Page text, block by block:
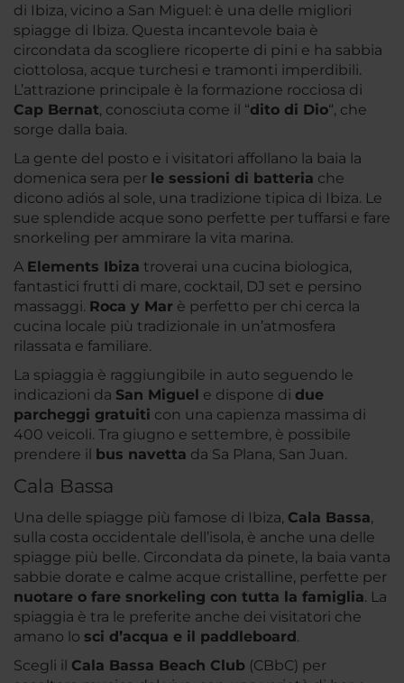
di Ibiza, vicino a San Miguel: è una delle migliori
spiagge di Ibiza. Questa incantevole baia è
circondata da scogliere ricoperte di pini e ha sabbia
ciottolosa, acque turchesi e tramonti imperdibili.
L’attrazione principale è la formazione rocciosa di
Cap Bernat, conosciuta come il “dito di Dio“, che
sorge dalla baia.
La gente del posto e i visitatori affollano la baia la
domenica sera per le sessioni di batteria che
dicono adiós al sole, una tradizione tipica di Ibiza. Le
sue splendide acque sono perfette per tuffarsi e fare
snorkeling per ammirare la vita marina.
A Elements Ibiza troverai una cucina biologica,
fantastici frutti di mare, cocktail, DJ set e persino
massaggi. Roca y Mar è perfetto per chi cerca la
cucina locale più tradizionale in un’atmosfera
rilassata e familiare.
La spiaggia è raggiungibile in auto seguendo le
indicazioni da San Miguel e dispone di due
parcheggi gratuiti con una capienza massima di
400 veicoli. Tra giugno e settembre, è possibile
prendere il bus navetta da Sa Plana, San Juan.
Cala Bassa
Una delle spiagge più famose di Ibiza, Cala Bassa,
sulla costa occidentale dell’isola, è anche una delle
spiagge più belle. Circondata da pinete, la baia vanta
sabbie dorate e calme acque cristalline, perfette per
nuotare o fare snorkeling con tutta la famiglia. La
spiaggia è tra le preferite anche dei visitatori che
amano lo sci d’acqua e il paddleboard.
Scegli il Cala Bassa Beach Club (CBbC) per